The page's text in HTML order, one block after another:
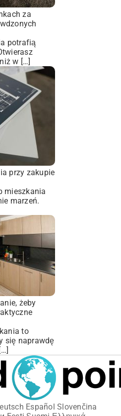
za
potrafią
w […]
przy zakupie
mieszkania
marzeń.
żeby
to
się naprawdę
Español Slovenčina